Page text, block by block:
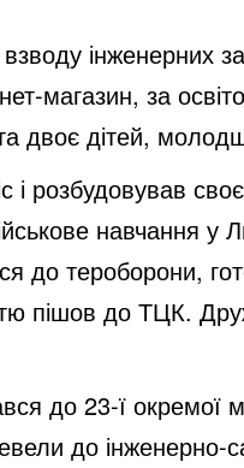
інженерних
магазин, за
двоє дітей,
розбудовував
навчання у
до тероборони,
пішов до ТЦК.
до 23-ї окремої
до інженерно-